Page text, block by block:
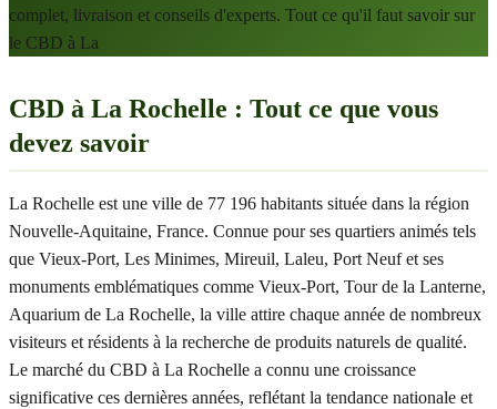
complet, livraison et conseils d'experts. Tout ce qu'il faut savoir sur
le CBD à La
CBD à La Rochelle : Tout ce que vous
devez savoir
La Rochelle est une ville de 77 196 habitants située dans la région
Nouvelle-Aquitaine, France. Connue pour ses quartiers animés tels
que Vieux-Port, Les Minimes, Mireuil, Laleu, Port Neuf et ses
monuments emblématiques comme Vieux-Port, Tour de la Lanterne,
Aquarium de La Rochelle, la ville attire chaque année de nombreux
visiteurs et résidents à la recherche de produits naturels de qualité.
Le marché du CBD à La Rochelle a connu une croissance
significative ces dernières années, reflétant la tendance nationale et